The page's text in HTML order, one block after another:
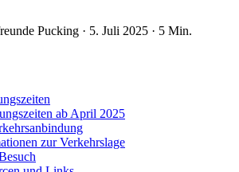
Pucking · 5. Juli 2025 · 5 Min.
ab April 2025
zur Verkehrslage